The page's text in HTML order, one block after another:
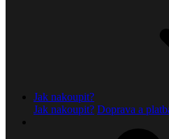
Jak nakoupit?
Jak nakoupit? Doprava a